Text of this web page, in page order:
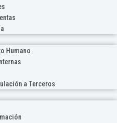
Humano
a Terceros